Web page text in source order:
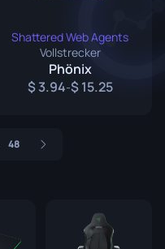
Shattered Web Agents
Vollstrecker
Phönix
3.94- 15.25
48